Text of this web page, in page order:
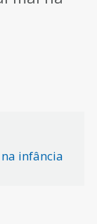
infância